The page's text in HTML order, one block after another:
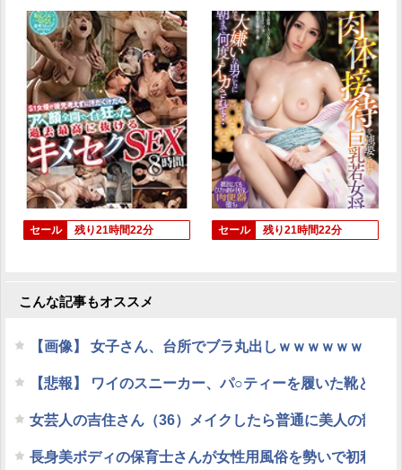
セール 残り21時間22分 セール 残り21時間22分
こんな記事もオススメ
【画像】 女子さん、台所でブラ丸出しｗｗｗｗｗｗｗ
【悲報】 ワイのスニーカー、パ○ティーを履いた靴とか
女芸人の吉住さん（36）メイクしたら普通に美人の部類
長身美ボディの保育士さんが女性用風俗を勢いで初利